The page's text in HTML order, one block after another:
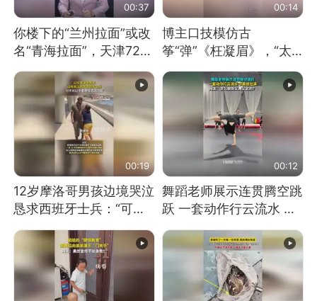
00:37
你楼下的“兰州拉面”或改
名“青海拉面”，天津72家
面馆已集体更换招牌
00:14
博主口技模仿古
筝“弹”《枉凝眉》，“太
像了～你是吃古筝长大的
吗？”“或将成为首位考级
不带古筝的选手。”（来
源：新华每日电讯）
00:19
12岁摩洛哥男孩边境哭泣
恳求西班牙士兵：“可不
可以不要把我遣返回国”
00:12
舞蹈老师展示连贯腾空跳
跃 一套动作行云流水 节
奏感拉满 网友：怎么做
到又舞又武的？